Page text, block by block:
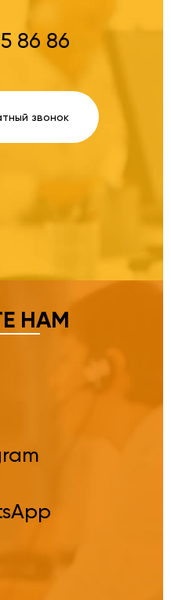
86 86
звонок
НАМ